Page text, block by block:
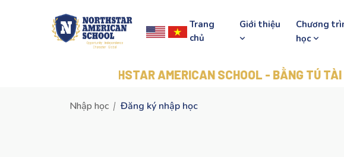
Trang
chủ
Giới thiệu
Chương
học
NORTHSTAR AMERICAN SCHOOL - BẰNG TÚ TÀI MỸ
Nhập học Đăng ký nhập học